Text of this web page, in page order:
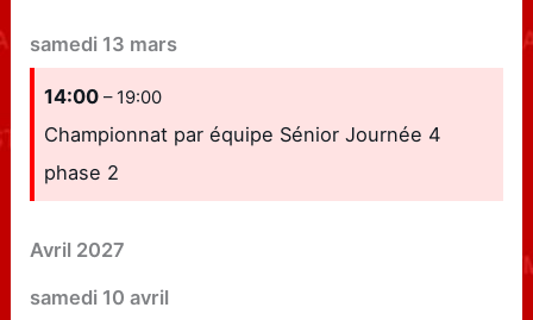
samedi 13 mars
14:00– 19:00
Championnat par équipe Sénior Journée 4
phase 2
Avril 2027
samedi 10 avril